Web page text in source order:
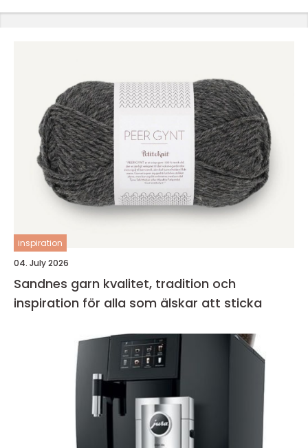
inspiration
04. July 2026
Sandnes garn kvalitet, tradition och
inspiration för alla som älskar att sticka